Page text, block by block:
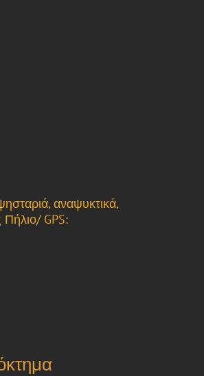
αναψυκτικά,
Πήλιο/ GPS: